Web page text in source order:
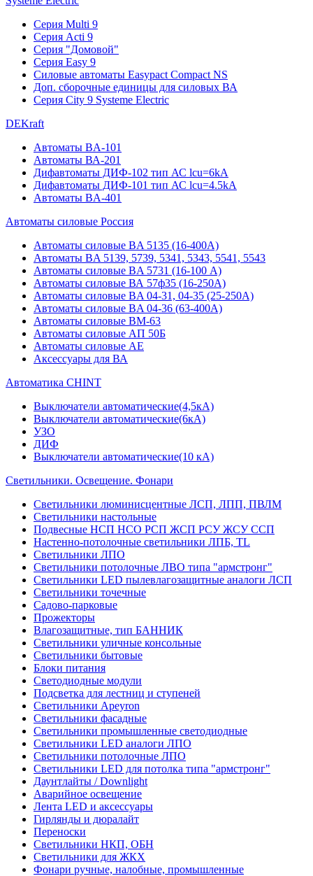
Серия Multi 9
Серия Acti 9
Серия "Домовой"
Серия Easy 9
Силовые автоматы Easypact Compact NS
Доп. сборочные единицы для силовых ВА
Серия City 9 Systeme Electric
DEKraft
Автоматы BA-101
Автоматы ВА-201
Дифавтоматы ДИФ-102 тип АС lcu=6kA
Дифавтоматы ДИФ-101 тип АС lcu=4.5kA
Автоматы BA-401
Автоматы силовые Россия
Автоматы силовые BA 5135 (16-400А)
Автоматы BA 5139, 5739, 5341, 5343, 5541, 5543
Автоматы силовые BA 5731 (16-100 А)
Автоматы силовые ВА 57ф35 (16-250А)
Автоматы силовые BA 04-31, 04-35 (25-250А)
Автоматы силовые BA 04-36 (63-400А)
Автоматы силовые ВМ-63
Автоматы силовые АП 50Б
Автоматы силовые АЕ
Аксессуары для ВА
Автоматика CHINT
Выключатели автоматические(4,5кА)
Выключатели автоматические(6кА)
УЗО
ДИФ
Выключатели автоматические(10 кА)
Светильники. Освещение. Фонари
Светильники люминисцентные ЛСП, ЛПП, ПВЛМ
Светильники настольные
Подвесные НСП НСО РСП ЖСП РСУ ЖСУ ССП
Настенно-потолочные светильники ЛПБ, TL
Светильники ЛПО
Светильники потолочные ЛВО типа "армстронг"
Светильники LED пылевлагозащитные аналоги ЛСП
Светильники точечные
Садово-парковые
Прожекторы
Влагозащитные, тип БАННИК
Светильники уличные консольные
Светильники бытовые
Блоки питания
Светодиодные модули
Подсветка для лестниц и ступеней
Светильники Apeyron
Светильники фасадные
Светильники промышленные светодиодные
Светильники LED аналоги ЛПО
Светильники потолочные ЛПО
Светильники LED для потолка типа "армстронг"
Даунтлайты / Downlight
Аварийное освещение
Лента LED и аксессуары
Гирлянды и дюралайт
Переноски
Светильники НКП, ОБН
Светильники для ЖКХ
Фонари ручные, налобные, промышленные